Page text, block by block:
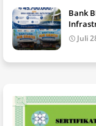
Bank
Juli